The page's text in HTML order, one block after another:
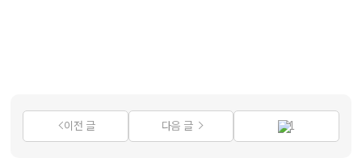
이전 글 다음 글 1